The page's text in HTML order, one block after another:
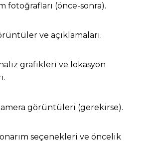
fotoğrafları (önce-sonra).
ve açıklamaları.
grafikleri ve lokasyon
görüntüleri (gerekirse).
seçenekleri ve öncelik